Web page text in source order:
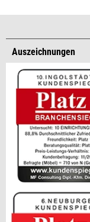
Auszeichnungen